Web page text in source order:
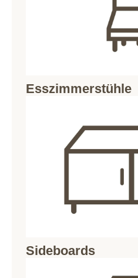
Esszimmerstühle
Sideboards